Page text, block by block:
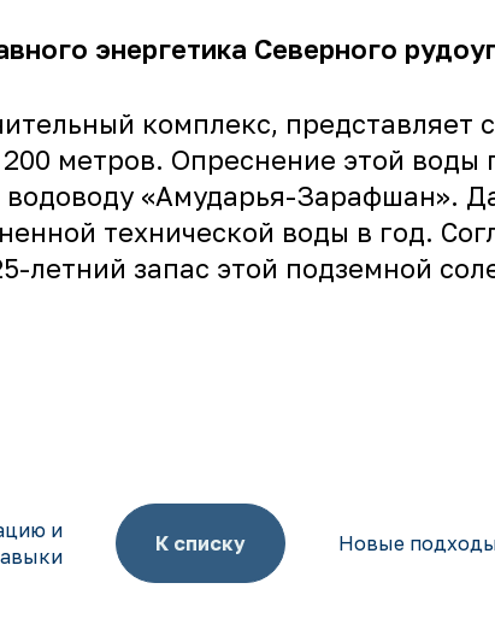
энергетика Северного
комплекс, представляет
метров. Опреснение этой воды
«Амударья-Зарафшан».
технической воды в год.
летний запас этой подземной
и
К списку Новые подходы